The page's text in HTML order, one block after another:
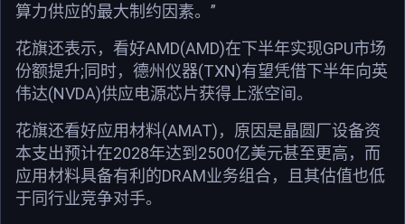
算力供应的最大制约因素。”
花旗还表示，看好AMD(AMD)在下半年实现GPU市场
份额提升;同时，德州仪器(TXN)有望凭借下半年向英
伟达(NVDA)供应电源芯片获得上涨空间。
花旗还看好应用材料(AMAT)，原因是晶圆厂设备资
本支出预计在2028年达到2500亿美元甚至更高，而
应用材料具备有利的DRAM业务组合，且其估值也低
于同行业竞争对手。